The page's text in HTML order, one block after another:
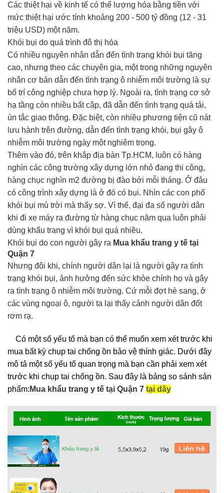
Các thiệt hại về kinh tế có thể lượng hóa bằng tiền với
mức thiệt hại ước tính khoảng 200 - 500 tỷ đồng (12 - 31
triệu USD) một năm.
Khói bụi do quá trình đô thị hóa
Có nhiều nguyên nhân dẫn đến tình trạng khói bụi tăng
cao, nhưng theo các chuyên gia, một trong những nguyên
nhân cơ bản dẫn đến tình trạng ô nhiễm môi trường là sự
bố trí công nghiệp chưa hợp lý. Ngoài ra, tình trạng cơ sở
hạ tầng còn nhiều bất cập, đã dẫn đến tình trạng quá tải,
ùn tắc giao thông. Đặc biệt, còn nhiều phương tiện cũ nát
lưu hành trên đường, dẫn đến tình trạng khói, bụi gây ô
nhiễm môi trường ngày một nghiêm trọng.
Thêm vào đó, trên khắp địa bàn Tp.HCM, luôn có hàng
nghìn các công trường xây dựng lớn nhỏ đang thi công,
hàng chục nghìn m2 đường bị đào bới mỗi tháng. Ở đâu
có công trình xây dựng là ở đó có bụi. Nhìn các con phố
khói bụi mù trời mà thấy sợ. Vì thế, đại đa số người dân
khi đi xe máy ra đường từ hàng chục năm qua luôn phải
dùng khẩu trang vì khói bụi quá nhiều.
Khói bụi do con người gây ra Mua khẩu trang y tế tại
Quận 7
Nhưng đôi khi, chính người dân lại là người gây ra tình
trạng khói bụi, ảnh hưởng đến sức khỏe chính họ và gây
ra tình trạng ô nhiễm môi trường. Cứ mỗi đợt hè sang, ở
các vùng ngoại ô, người ta lại thấy cảnh người dân đốt
rơm rạ.
Có một số yếu tố mà bạn có thể muốn xem xét trước khi
mua bất kỳ chụp tai chống ồn bảo vệ thính giác. Dưới đây
mô tả một số yếu tố quan trọng mà bạn cần phải xem xét
trước khi chụp tai chống ồn. Sau đây là bảng so sánh sản
phẩm: Mua khẩu trang y tế tại Quận 7 tại dây